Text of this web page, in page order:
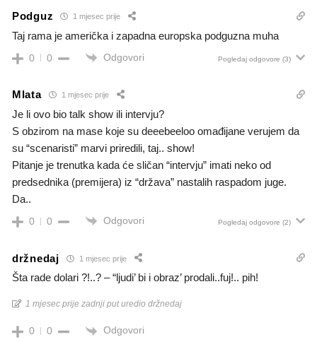
Podguz 1 mjesec prije
Taj rama je američka i zapadna europska podguzna muha
0 0 Odgovori Pogledaj odgovore (3)
Mlata 1 mjesec prije
Je li ovo bio talk show ili intervju?
S obzirom na mase koje su deeebeeloo omađijane verujem da
su “scenaristi” marvi priredili, taj.. show!
Pitanje je trenutka kada će sličan “intervju” imati neko od
predsednika (premijera) iz “država” nastalih raspadom juge.
Da..
0 0 Odgovori Pogledaj odgovore (2)
držnedaj 1 mjesec prije
Šta rade dolari ?!..? – “ljudi’ bi i obraz’ prodali..fuj!.. pih!
1 mjesec prije zadnji put uredio držnedaj
0 0 Odgovori